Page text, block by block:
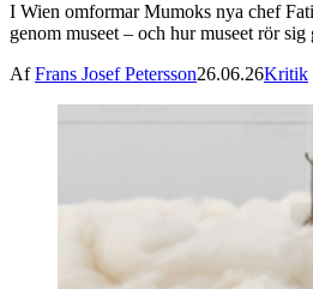
I Wien omformar Mumoks nya chef
genom museet – och hur museet rör sig
AfFrans Josef Petersson26.06.26Kritik